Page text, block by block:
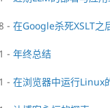
-在Google杀死XSLT之
-年终总结
-在浏览器中运行Linux